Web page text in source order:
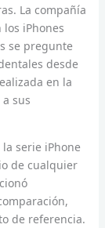
La compañía
iPhones
se pregunte
desde
en la
sus
serie iPhone
de cualquier
de referencia.